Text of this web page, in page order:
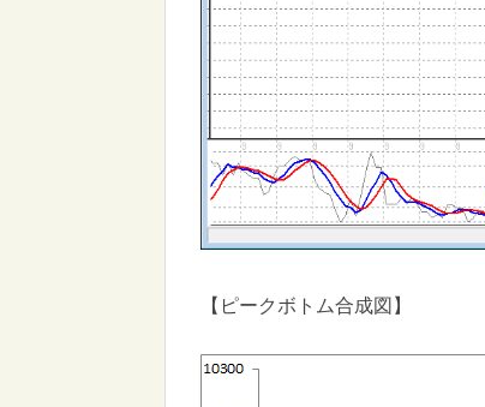
【ピークボトム合成図】